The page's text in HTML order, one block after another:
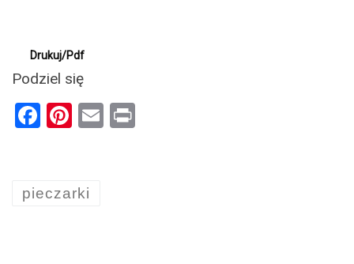
Drukuj/Pdf
Podziel się
F
b
Pi
es
E
pieczarki